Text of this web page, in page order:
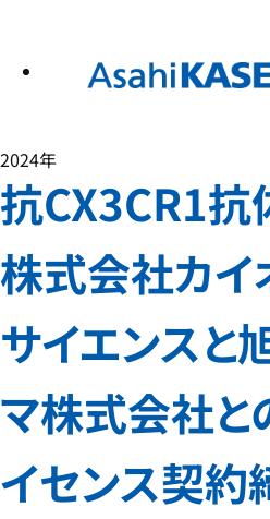
2024年
抗CX3CR1抗
株式会社カイ
サイエンスと
マ株式会社と
イセンス契約